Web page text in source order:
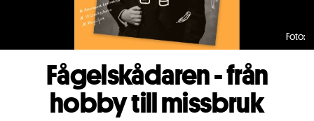
Foto:
Fågelskådaren - från
hobby till missbruk